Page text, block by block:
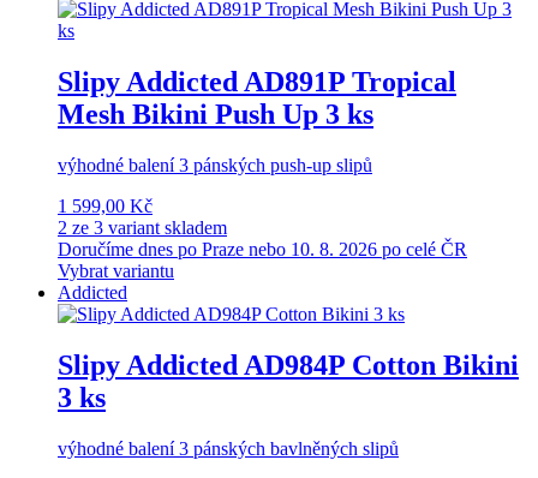
Slipy Addicted AD891P Tropical
Mesh Bikini Push Up 3 ks
výhodné balení 3 pánských push-up slipů
1 599,00 Kč
2 ze 3 variant skladem
Doručíme dnes po Praze nebo 10. 8. 2026 po celé ČR
Vybrat variantu
Addicted
Slipy Addicted AD984P Cotton Bikini
3 ks
výhodné balení 3 pánských bavlněných slipů